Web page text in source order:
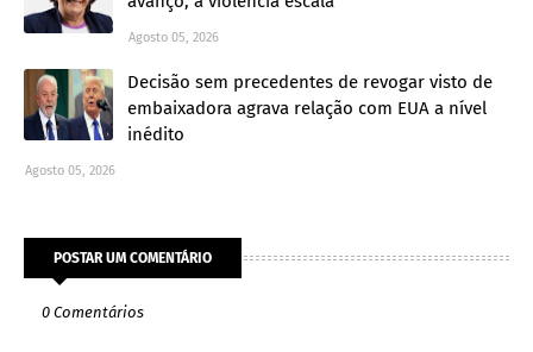
Agosto 05, 2026
Decisão sem precedentes de revogar visto de
embaixadora agrava relação com EUA a nível
inédito
Agosto 05, 2026
POSTAR UM COMENTÁRIO
0 Comentários